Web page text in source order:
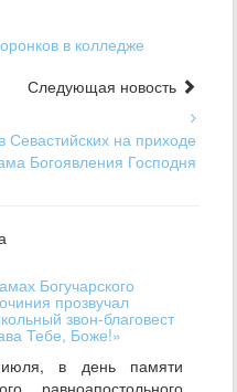
в колледже
Следующая новость
на приходе
Богоявления Господня
Богучарского
прозвучал
звон-благовест
Тебе, Боже!»
в день памяти